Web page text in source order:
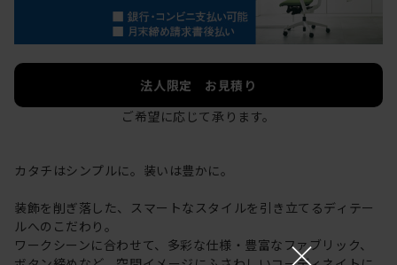
法人限定 お見積り
ご希望に応じて承ります。
カタチはシンプルに。装いは豊かに。
装飾を削ぎ落した、スマートなスタイルを引き立てるディテー
ルへのこだわり。
ワークシーンに合わせて、多彩な仕様・豊富なファブリック、
×